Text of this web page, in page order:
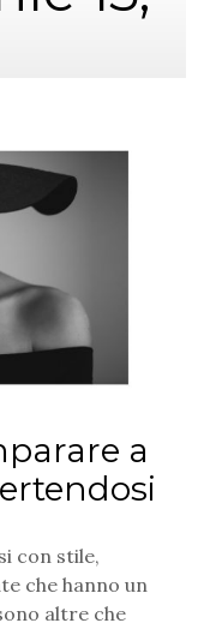
a
con stile,
che hanno un
altre che